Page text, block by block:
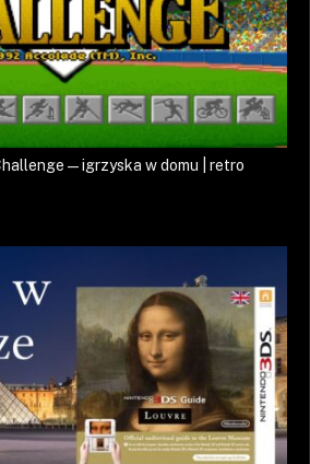
— igrzyska w domu | retro